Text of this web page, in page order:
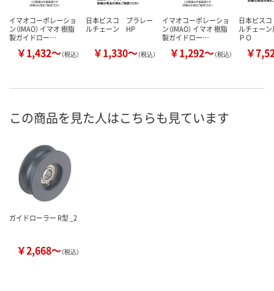
イマオコーポレーショ
ン（IMAO） イマオ 樹脂
製ガイドロー…
￥1,432～（税込）
日本ピスコ プラレー
ルチェーン HP
￥1,330～（税込）
イマオコーポレーショ
ン（IMAO） イマオ 樹脂
製ガイドロー…
￥1,292～（税込）
日本ピス
ルチェー
ＰＯ
￥
この商品を見た人はこちらも見ています
ガイドローラー R型 _2
￥2,668～（税込）